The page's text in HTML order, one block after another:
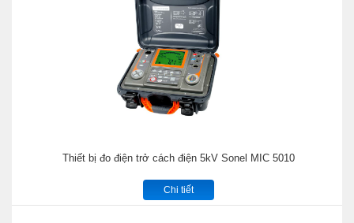
Thiết bị đo điện trở cách điện 5kV Sonel MIC 5010
Chi tiết